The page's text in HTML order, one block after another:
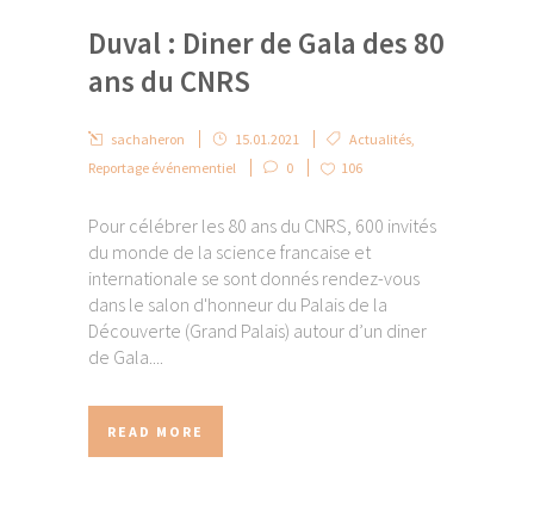
Duval : Diner de Gala des 80
ans du CNRS
sachaheron 15.01.2021 Actualités,
Reportage événementiel
0 106
Pour célébrer les 80 ans du CNRS, 600 invités
du monde de la science francaise et
internationale se sont donnés rendez-vous
dans le salon d'honneur du Palais de la
Découverte (Grand Palais) autour d’un diner
de Gala....
READ MORE